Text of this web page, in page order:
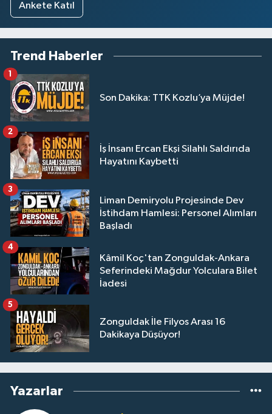
Ankete Katıl
Trend Haberler
Son Dakika: TTK Kozlu’ya Müjde!
1
İş İnsanı Ercan Ekşi Silahlı Saldırıda
Hayatını Kaybetti
2
Liman Demiryolu Projesinde Dev
İstihdam Hamlesi: Personel Alımları
Başladı
3
Kâmil Koç'tan Zonguldak-Ankara
Seferindeki Mağdur Yolculara Bilet
İadesi
4
Zonguldak İle Filyos Arası 16
Dakikaya Düşüyor!
5
Yazarlar